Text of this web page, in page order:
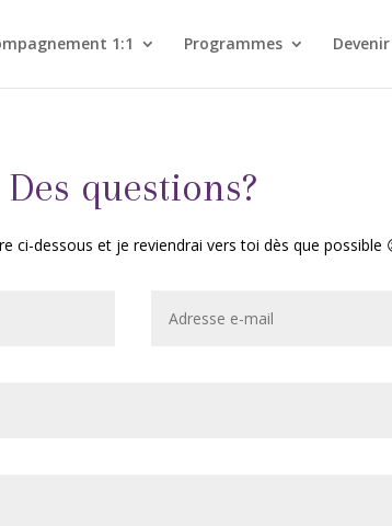
1:1 Programmes
Des questions?
ci-dessous et je reviendrai vers toi dès que possible